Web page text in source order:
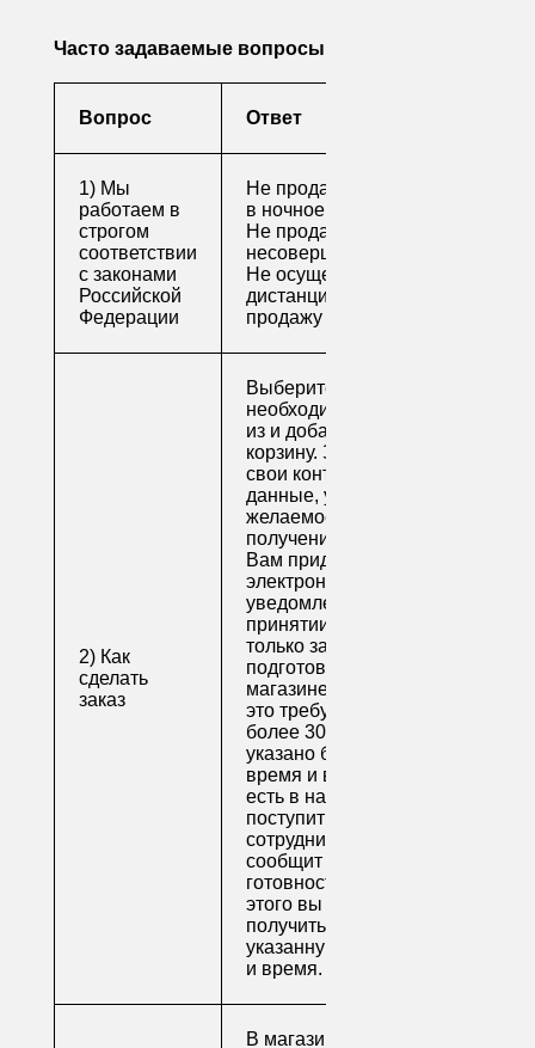
Часто задаваемые вопросы
Вопрос Ответ
1) Мы
работаем в
строгом
соответствии
с законами
Российской
Федерации
Не продаем алкоголь
в ночное время
Не продаем алкоголь
несовершеннолетним
Не осуществляем
дистанционную
продажу
2) Как
сделать
заказ
Выберите
необходимые товары
из и добавьте их в
корзину. Заполните
свои контактные
данные, укажите
желаемое время
получения заказа.
Вам придет по
электронной почте
уведомление о
принятии заказа. Как
только заказ
подготовят в
магазине (обычно на
это требуется не
более 30 минут, если
указано ближайшее
время и весь товар
есть в наличии), вам
поступит письмо от
сотрудника, который
сообщит о
готовности. После
этого вы можете
получить свой заказ в
указанную вами дату
и время.
В магазине для